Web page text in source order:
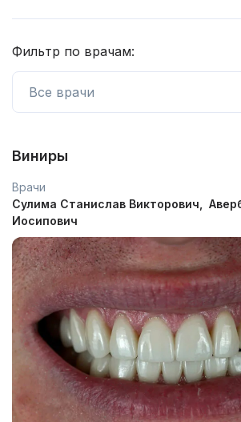
Фильтр по врачам:
Виниры
Врачи
Сулима Станислав Викторович
Иосипович